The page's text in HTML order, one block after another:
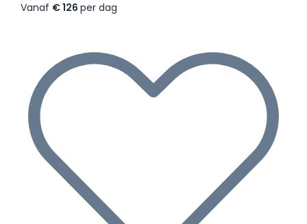
Vanaf € 126 per dag